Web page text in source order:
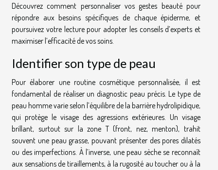
Découvrez comment personnaliser vos gestes beauté pour
répondre aux besoins spécifiques de chaque épiderme, et
poursuivez votre lecture pour adopter les conseils d’experts et
maximiser l’efficacité de vos soins.
Identifier son type de peau
Pour élaborer une routine cosmétique personnalisée, il est
fondamental de réaliser un diagnostic peau précis. Le type de
peau homme varie selon l’équilibre de la barrière hydrolipidique,
qui protège le visage des agressions extérieures. Un visage
brillant, surtout sur la zone T (front, nez, menton), trahit
souvent une peau grasse, pouvant présenter des pores dilatés
ou des imperfections. À l’inverse, une peau sèche se reconnaît
aux sensations de tiraillements, à la rugosité au toucher ou à la